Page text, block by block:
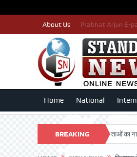
About Us Prabhat Arjun E-
Home National
BREAKING
NEWS
TRUST पात्र मतदाताओं का नाम न कटे